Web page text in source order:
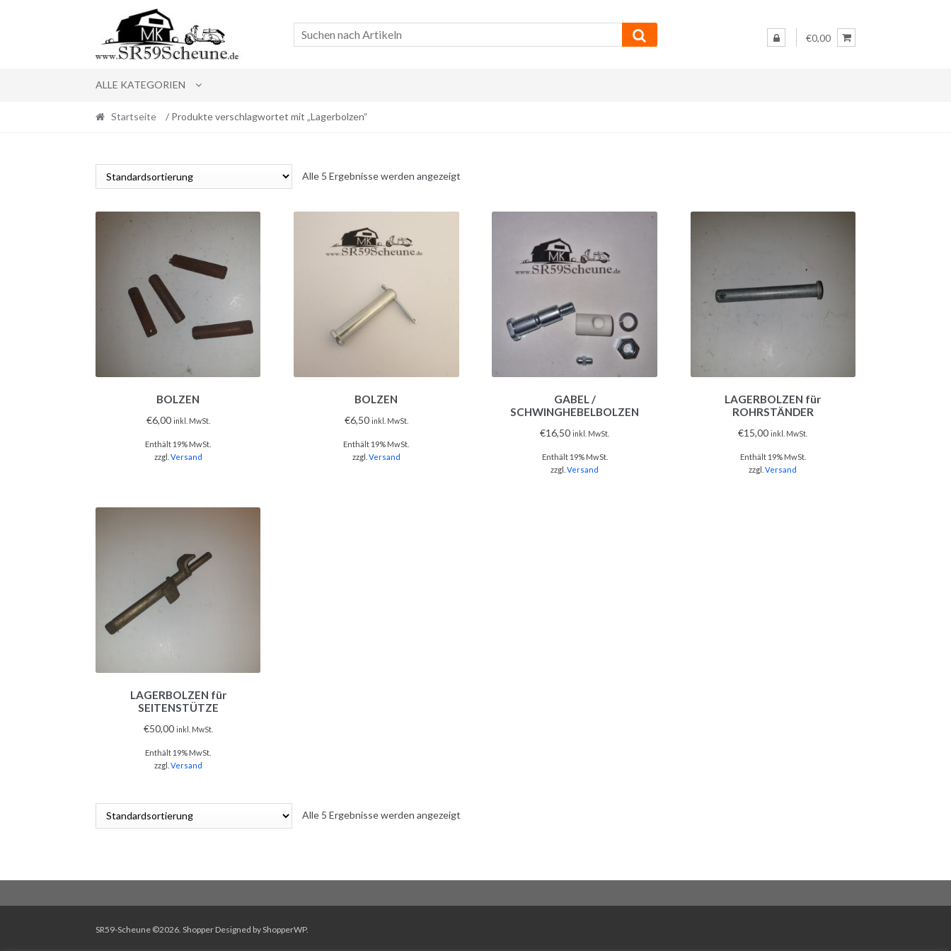
navigation
content
€0,00
ALLE KATEGORIEN
Startseite / Produkte verschlagwortet mit „Lagerbolzen“
Alle 5 Ergebnisse werden angezeigt
BOLZEN
€6,00 inkl. MwSt.
Enthält 19% MwSt.
zzgl. Versand
BOLZEN
€6,50 inkl. MwSt.
Enthält 19% MwSt.
zzgl. Versand
GABEL /
SCHWINGHEBELBOLZEN
€16,50 inkl. MwSt.
Enthält 19% MwSt.
zzgl.Versand
LAGERBOLZEN für
ROHRSTÄNDER
€15,00 inkl. MwSt.
Enthält 19% MwSt.
zzgl.Versand
LAGERBOLZEN für
SEITENSTÜTZE
€50,00 inkl. MwSt.
Enthält 19% MwSt.
zzgl. Versand
Alle 5 Ergebnisse werden angezeigt
SR59-Scheune ©2026. ShopperDesigned byShopperWP.